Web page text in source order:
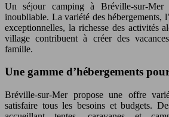
Un séjour camping à Bréville-sur-Mer
inoubliable. La variété des hébergements,
exceptionnelles, la richesse des activités
village contribuent à créer des
famille.
Une gamme d’hébergements
Bréville-sur-Mer propose une offre
satisfaire tous les besoins et budgets.